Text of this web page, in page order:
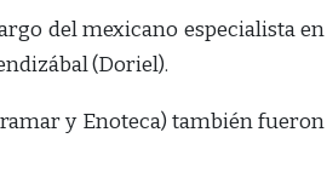
del mexicano especialista en
(Doriel).
y Enoteca) también fueron